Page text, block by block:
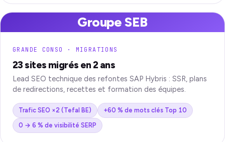
Groupe SEB
GRANDE CONSO · MIGRATIONS
23 sites migrés en 2 ans
Lead SEO technique des refontes SAP Hybris : SSR, plans
de redirections, recettes et formation des équipes.
Trafic SEO ×2 (Tefal BE)
+60 % de mots clés Top 10
0 → 6 % de visibilité SERP